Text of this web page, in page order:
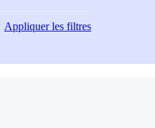
Appliquerles filtres